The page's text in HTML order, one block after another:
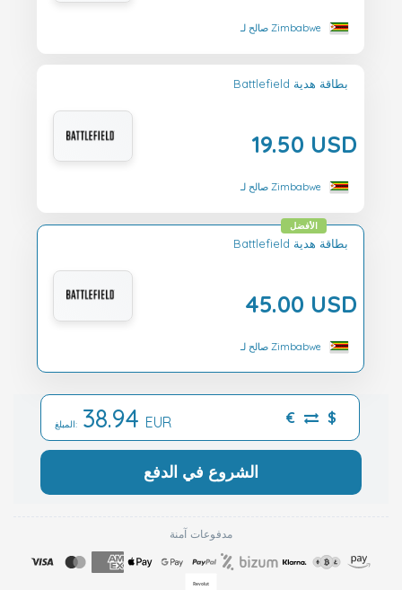
صالح لـ Zimbabwe
Battlefield بطاقة هدية
19.50 USD
صالح لـ Zimbabwe
Battlefield بطاقة هدية
45.00 USD
الأفضل
صالح لـ Zimbabwe
المبلغ: 38.94 EUR € $
الشروع في الدفع
مدفوعات آمنة